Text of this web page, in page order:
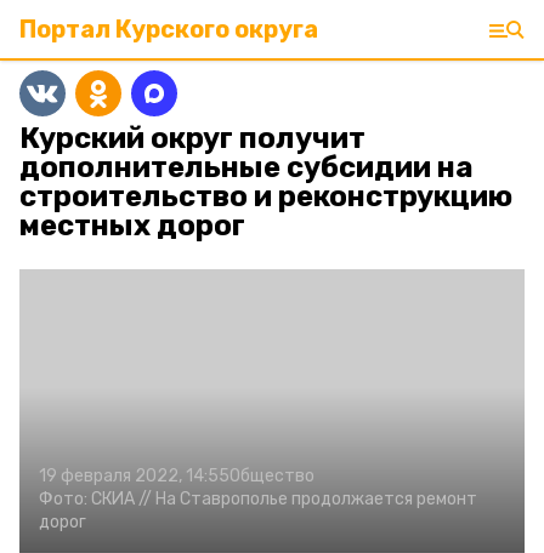
Портал Курского округа
Курский округ получит
дополнительные субсидии на
строительство и реконструкцию
местных дорог
19 февраля 2022, 14:55Общество
Фото: СКИА // На Ставрополье продолжается ремонт
дорог